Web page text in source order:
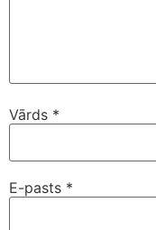
Vārds *
E-pasts *